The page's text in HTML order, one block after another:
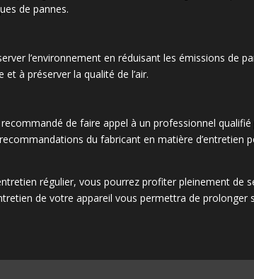
de pannes.
l’environnement en réduisant les émissions de
à préserver la qualité de l’air.
de faire appel à un professionnel
du fabricant en matière
régulier, vous pourrez profiter pleinement de
de votre appareil vous permettra de prolonger